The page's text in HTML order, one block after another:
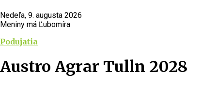
Nedeľa, 9. augusta 2026
Meniny má Ľubomíra
Podujatia
Austro Agrar Tulln 2028